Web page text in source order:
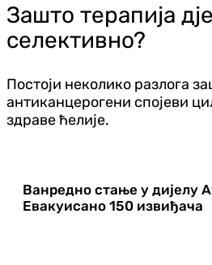
Зашто терапија
селективно?
Постоји неколико разлога
антиканцерогени спојеви
здраве ћелије.
Ванредно стање у дијелу
Евакуисано 150 извиђача